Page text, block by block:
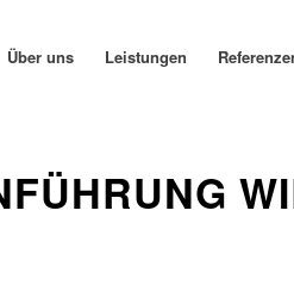
Über uns Leistungen